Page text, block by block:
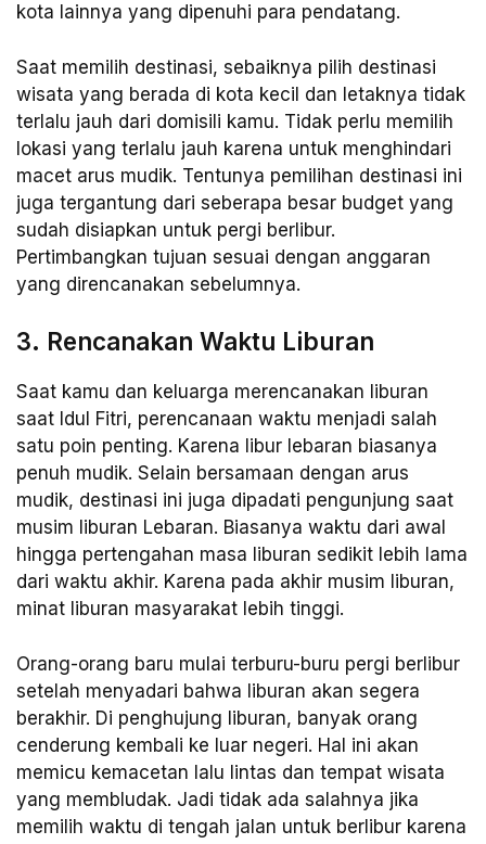
kota lainnya yang dipenuhi para pendatang.
Saat memilih destinasi, sebaiknya pilih destinasi
wisata yang berada di kota kecil dan letaknya tidak
terlalu jauh dari domisili kamu. Tidak perlu memilih
lokasi yang terlalu jauh karena untuk menghindari
macet arus mudik. Tentunya pemilihan destinasi ini
juga tergantung dari seberapa besar budget yang
sudah disiapkan untuk pergi berlibur.
Pertimbangkan tujuan sesuai dengan anggaran
yang direncanakan sebelumnya.
3. Rencanakan Waktu Liburan
Saat kamu dan keluarga merencanakan liburan
saat Idul Fitri, perencanaan waktu menjadi salah
satu poin penting. Karena libur lebaran biasanya
penuh mudik. Selain bersamaan dengan arus
mudik, destinasi ini juga dipadati pengunjung saat
musim liburan Lebaran. Biasanya waktu dari awal
hingga pertengahan masa liburan sedikit lebih lama
dari waktu akhir. Karena pada akhir musim liburan,
minat liburan masyarakat lebih tinggi.
Orang-orang baru mulai terburu-buru pergi berlibur
setelah menyadari bahwa liburan akan segera
berakhir. Di penghujung liburan, banyak orang
cenderung kembali ke luar negeri. Hal ini akan
memicu kemacetan lalu lintas dan tempat wisata
yang membludak. Jadi tidak ada salahnya jika
memilih waktu di tengah jalan untuk berlibur karena